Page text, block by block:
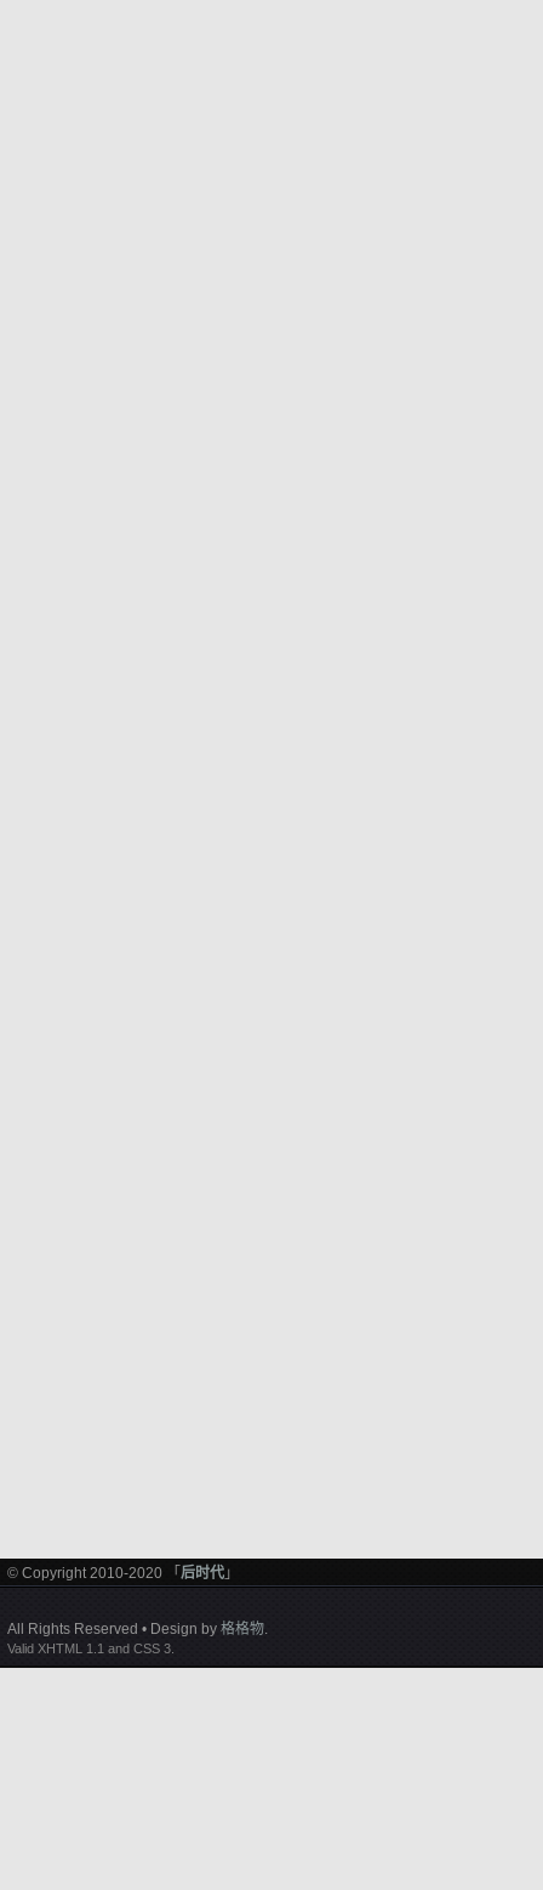
© Copyright 2010-2020 「 后时代 」
All Rights Reserved • Design by 格格物.
Valid XHTML 1.1 and CSS 3.